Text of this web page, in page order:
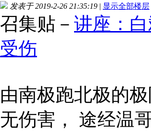
发表于 2019-2-26 21:35:19 | 显示全部楼层
召集贴－ 讲座：
受伤
由南极跑北极的
无伤害， 途经温